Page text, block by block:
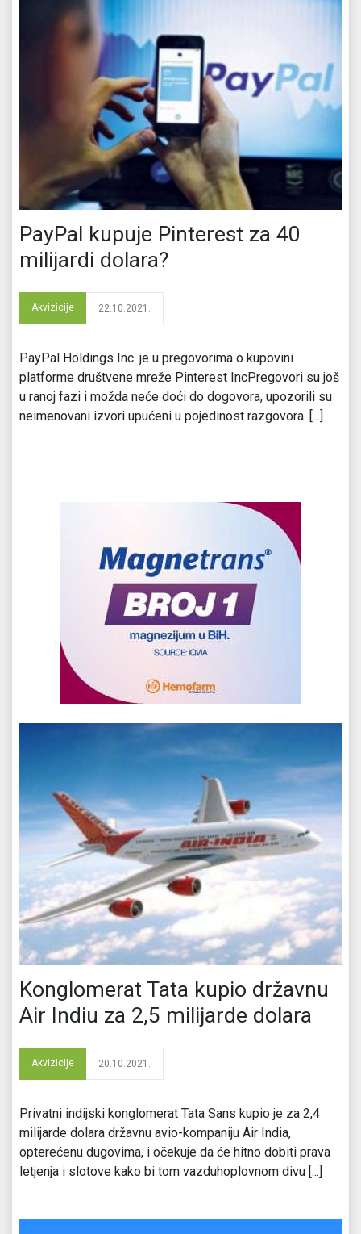
PayPal kupuje Pinterest za 40
milijardi dolara?
Akvizicije 22.10.2021.
PayPal Holdings Inc. je u pregovorima o kupovini
platforme društvene mreže Pinterest IncPregovori su još
u ranoj fazi i možda neće doći do dogovora, upozorili su
neimenovani izvori upućeni u pojedinost razgovora. [...]
Konglomerat Tata kupio državnu
Air Indiu za 2,5 milijarde dolara
Akvizicije 20.10.2021.
Privatni indijski konglomerat Tata Sans kupio je za 2,4
milijarde dolara državnu avio-kompaniju Air India,
opterećenu dugovima, i očekuje da će hitno dobiti prava
letjenja i slotove kako bi tom vazduhoplovnom divu [...]